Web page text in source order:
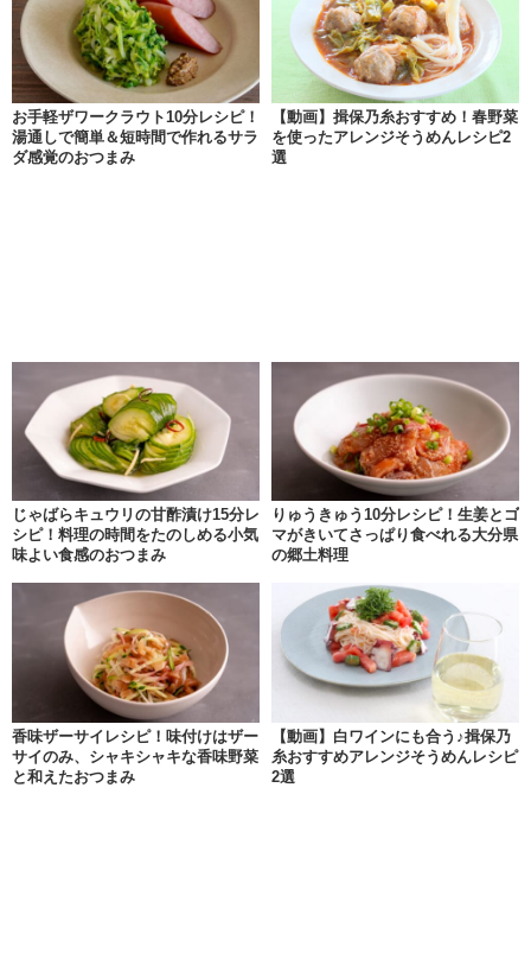
お手軽ザワークラウト10分レシピ！
湯通しで簡単＆短時間で作れるサラ
ダ感覚のおつまみ
【動画】揖保乃糸おすすめ！春野菜
を使ったアレンジそうめんレシピ2
選
じゃばらキュウリの甘酢漬け15分レ
シピ！料理の時間をたのしめる小気
味よい食感のおつまみ
りゅうきゅう10分レシピ！生姜とゴ
マがきいてさっぱり食べれる大分県
の郷土料理
香味ザーサイレシピ！味付けはザー
サイのみ、シャキシャキな香味野菜
と和えたおつまみ
【動画】白ワインにも合う♪揖保乃
糸おすすめアレンジそうめんレシピ
2選